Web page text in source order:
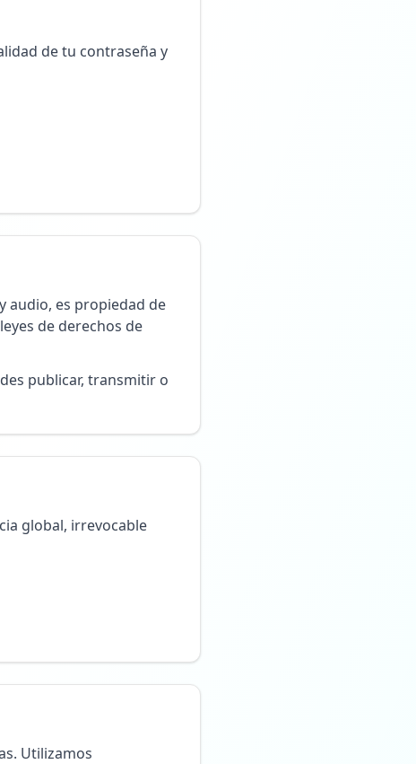
de tu contraseña y
audio, es propiedad de
de derechos de
publicar, transmitir o
global, irrevocable
Utilizamos